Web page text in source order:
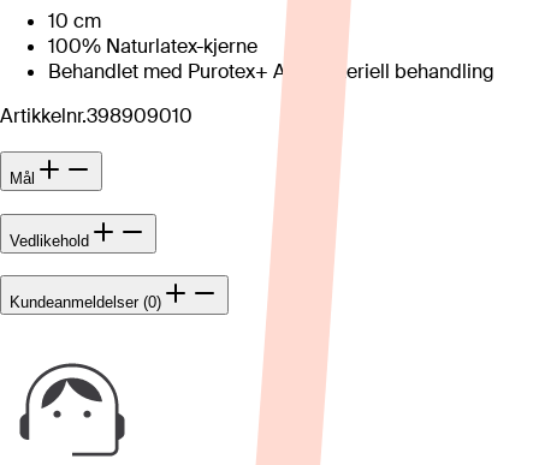
10 cm
100% Naturlatex-kjerne
Behandlet med Purotex+ Antibakteriell behandling
Artikkelnr.398909010
Mål
Vedlikehold
Kundeanmeldelser (0)